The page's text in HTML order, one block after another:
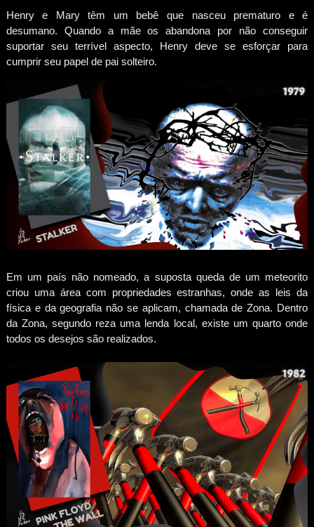
Henry e Mary têm um bebê que nasceu prematuro e é
desumano. Quando a mãe os abandona por não conseguir
suportar seu terrível aspecto, Henry deve se esforçar para
cumprir seu papel de pai solteiro.
Em um país não nomeado, a suposta queda de um meteorito
criou uma área com propriedades estranhas, onde as leis da
física e da geografia não se aplicam, chamada de Zona. Dentro
da Zona, segundo reza uma lenda local, existe um quarto onde
todos os desejos são realizados.